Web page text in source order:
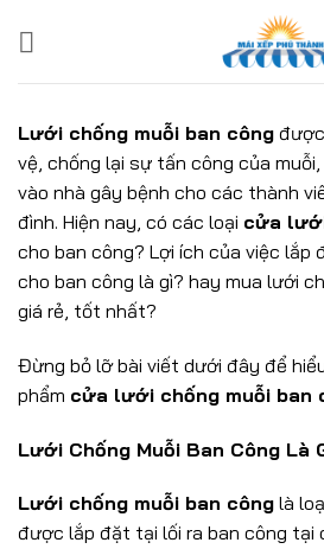
Lưới chống muỗi ban công
vệ, chống lại sự tấn công của
vào nhà gây bệnh cho các thành
đình. Hiện nay, có các loại cửa
cho ban công? Lợi ích của việc lắp
cho ban công là gì? hay mua lưới
giá rẻ, tốt nhất?
Đừng bỏ lỡ bài viết dưới đây để
phẩm cửa lưới chống muỗi ban
Lưới Chống Muỗi Ban Công Là
Lưới chống muỗi ban công là
được lắp đặt tại lối ra ban công tại